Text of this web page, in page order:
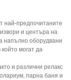
най-предпочитаните
и центъра на
напълно оборудвани
могат да
и различни релакс
парна баня и